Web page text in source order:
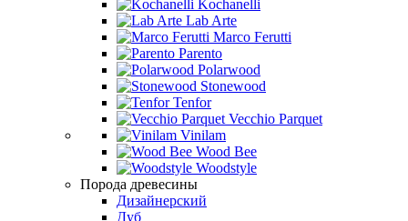
Kochanelli
Lab Arte
Marco Ferutti
Parento
Polarwood
Stonewood
Tenfor
Vecchio Parquet
Vinilam
Wood Bee
Woodstyle
Порода древесины
Дизайнерский
Дуб